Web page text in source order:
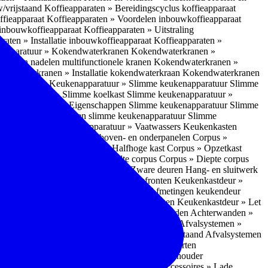
vrijstaand Koffieapparaten » Bereidingscyclus koffieapparaat
Koffieapparaten » Voordelen inbouwkoffieapparaat
Koffieapparaten » Uitstraling
» Installatie inbouwkoffieapparaat Koffieapparaten »
» Kokendwaterkranen Kokendwaterkranen »
en nadelen multifunctionele kranen Kokendwaterkranen »
» Installatie kokendwaterkraan Kokendwaterkranen
» OvensKeukenapparatuur » Slimme keukenapparatuur Slimme
» Slimme koelkast Slimme keukenapparatuur »
» Eigenschappen Slimme keukenapparatuur Slimme
» Nadelen slimme keukenapparatuur Slimme
Keukenapparatuur » Vaatwassers Keukenkasten
Corpus » Buitenkant zij-, boven- en onderpanelen Corpus »
Corpus » Halfhoge kast Corpus » Opzetkast
Corpus » Breedte corpus Corpus » Diepte corpus
Hang- en sluitwerk » Zware deuren Hang- en sluitwerk
» Soorten deur- en ladefronten Keukenkastdeur »
Keukenkastdeur » Afmetingen keukendeur
Keukenkastdeur » Deurgrepen Keukenkastdeur » Let
Achterwanden » Nadelen achterwanden Achterwanden »
Afvalsystemen »
Afvalsystemen » Vrijstaand Afvalsystemen
Inbouwaccessoires » Soorten
Inbouwaccessoires » Handdoekhouder